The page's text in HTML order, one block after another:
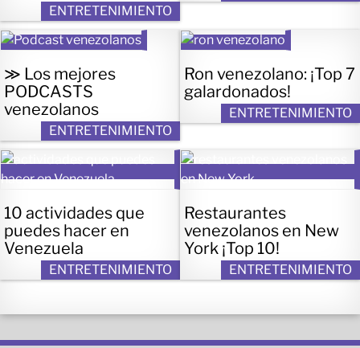
ENTRETENIMIENTO
≫ Los mejores
PODCASTS
venezolanos
ENTRETENIMIENTO
Ron venezolano: ¡Top 7
galardonados!
ENTRETENIMIENTO
10 actividades que
puedes hacer en
Venezuela
ENTRETENIMIENTO
Restaurantes
venezolanos en New
York ¡Top 10!
ENTRETENIMIENTO